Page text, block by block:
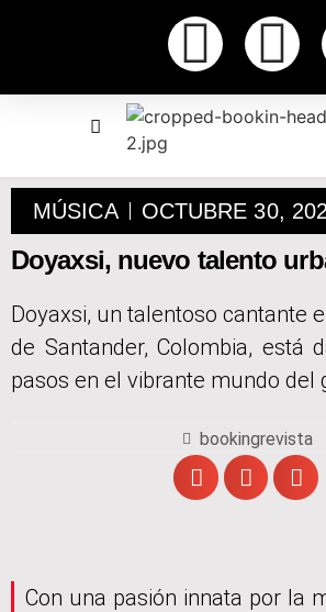
MÚSICA OCTUBRE 30,
Doyaxsi, nuevo talento
Doyaxsi, un talentoso cantante
de Santander, Colombia, está
pasos en el vibrante mundo del
bookingrevista
Con una pasión innata por la